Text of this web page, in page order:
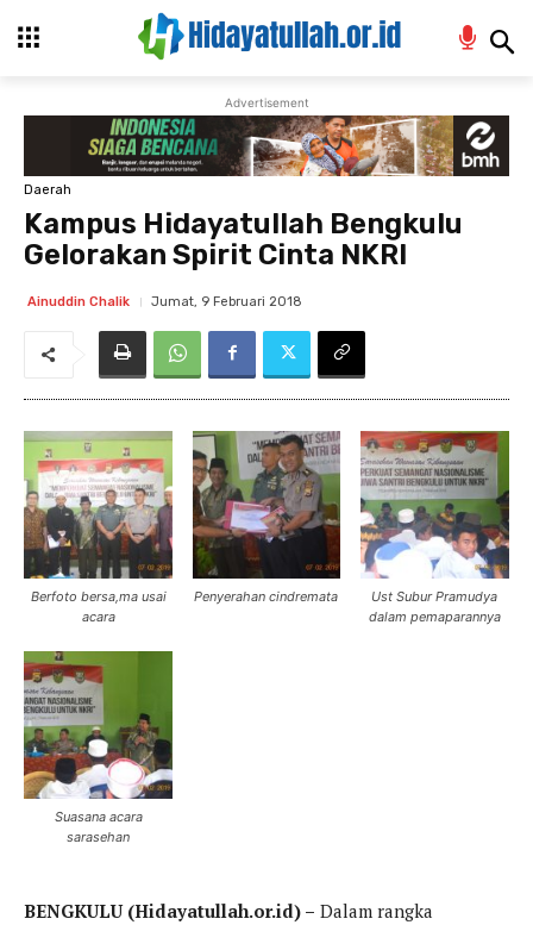
Advertisement
Daerah
Kampus Hidayatullah Bengkulu
Gelorakan Spirit Cinta NKRI
Ainuddin Chalik Jumat, 9 Februari 2018
Berfoto bersa,ma usai
acara
Penyerahan cindremata
Ust Subur Pramudya
dalam pemaparannya
Suasana acara
sarasehan
BENGKULU (Hidayatullah.or.id) – Dalam rangka